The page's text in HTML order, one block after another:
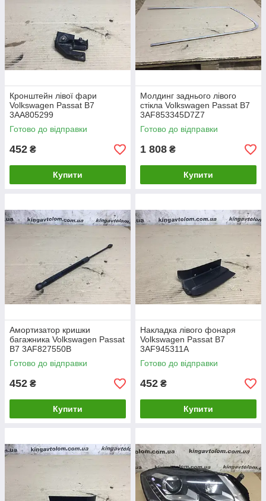
Кронштейн лівої фари
Volkswagen Passat B7
3AA805299
Готово до відправки
452 ₴
Купити
Молдинг заднього лівого
стікла Volkswagen Passat B7
3AF853345D7Z7
Готово до відправки
1 808 ₴
Купити
Амортизатор кришки
багажника Volkswagen Passat
B7 3AF827550B
Готово до відправки
452 ₴
Купити
Накладка лівого фонаря
Volkswagen Passat B7
3AF945311A
Готово до відправки
452 ₴
Купити